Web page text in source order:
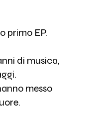
primo EP.
di musica,
messo